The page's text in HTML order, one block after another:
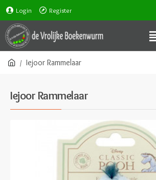
Login Register
Iejoor Rammelaar
Iejoor Rammelaar